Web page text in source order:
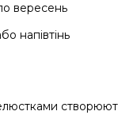
вересень
напівтінь